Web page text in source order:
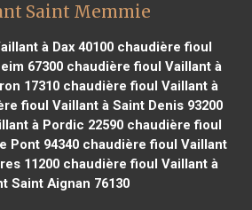
Saint Memmie
à Dax 40100 chaudière fioul
67300chaudière fioul Vaillant à
17310chaudière fioul Vaillant à
fioul Vaillant à Saint Denis 93200
à Pordic 22590 chaudière fioul
Pont 94340chaudière fioul Vaillant
11200 chaudière fioul Vaillant à
Saint Aignan 76130